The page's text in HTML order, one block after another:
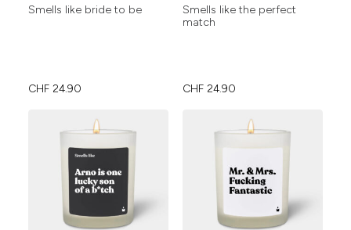
Smells like bride to be
CHF 24.90
Smells like the perfect
match
CHF 24.90